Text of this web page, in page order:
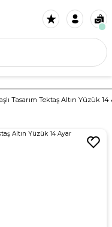
Tasarım Tektaş Altın Yüzük 14